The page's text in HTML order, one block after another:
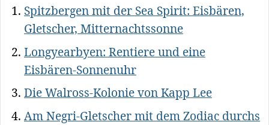
Spitzbergen mit der Sea Spirit: Eisbären,
Gletscher, Mitternachtssonne
Longyearbyen: Rentiere und eine
Eisbären-Sonnenuhr
Die Walross-Kolonie von Kapp Lee
Am Negri-Gletscher mit dem Zodiac durchs